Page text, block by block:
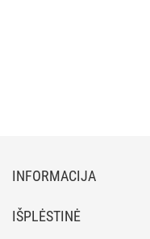
INFORMACIJA
IŠPLĖSTINĖ